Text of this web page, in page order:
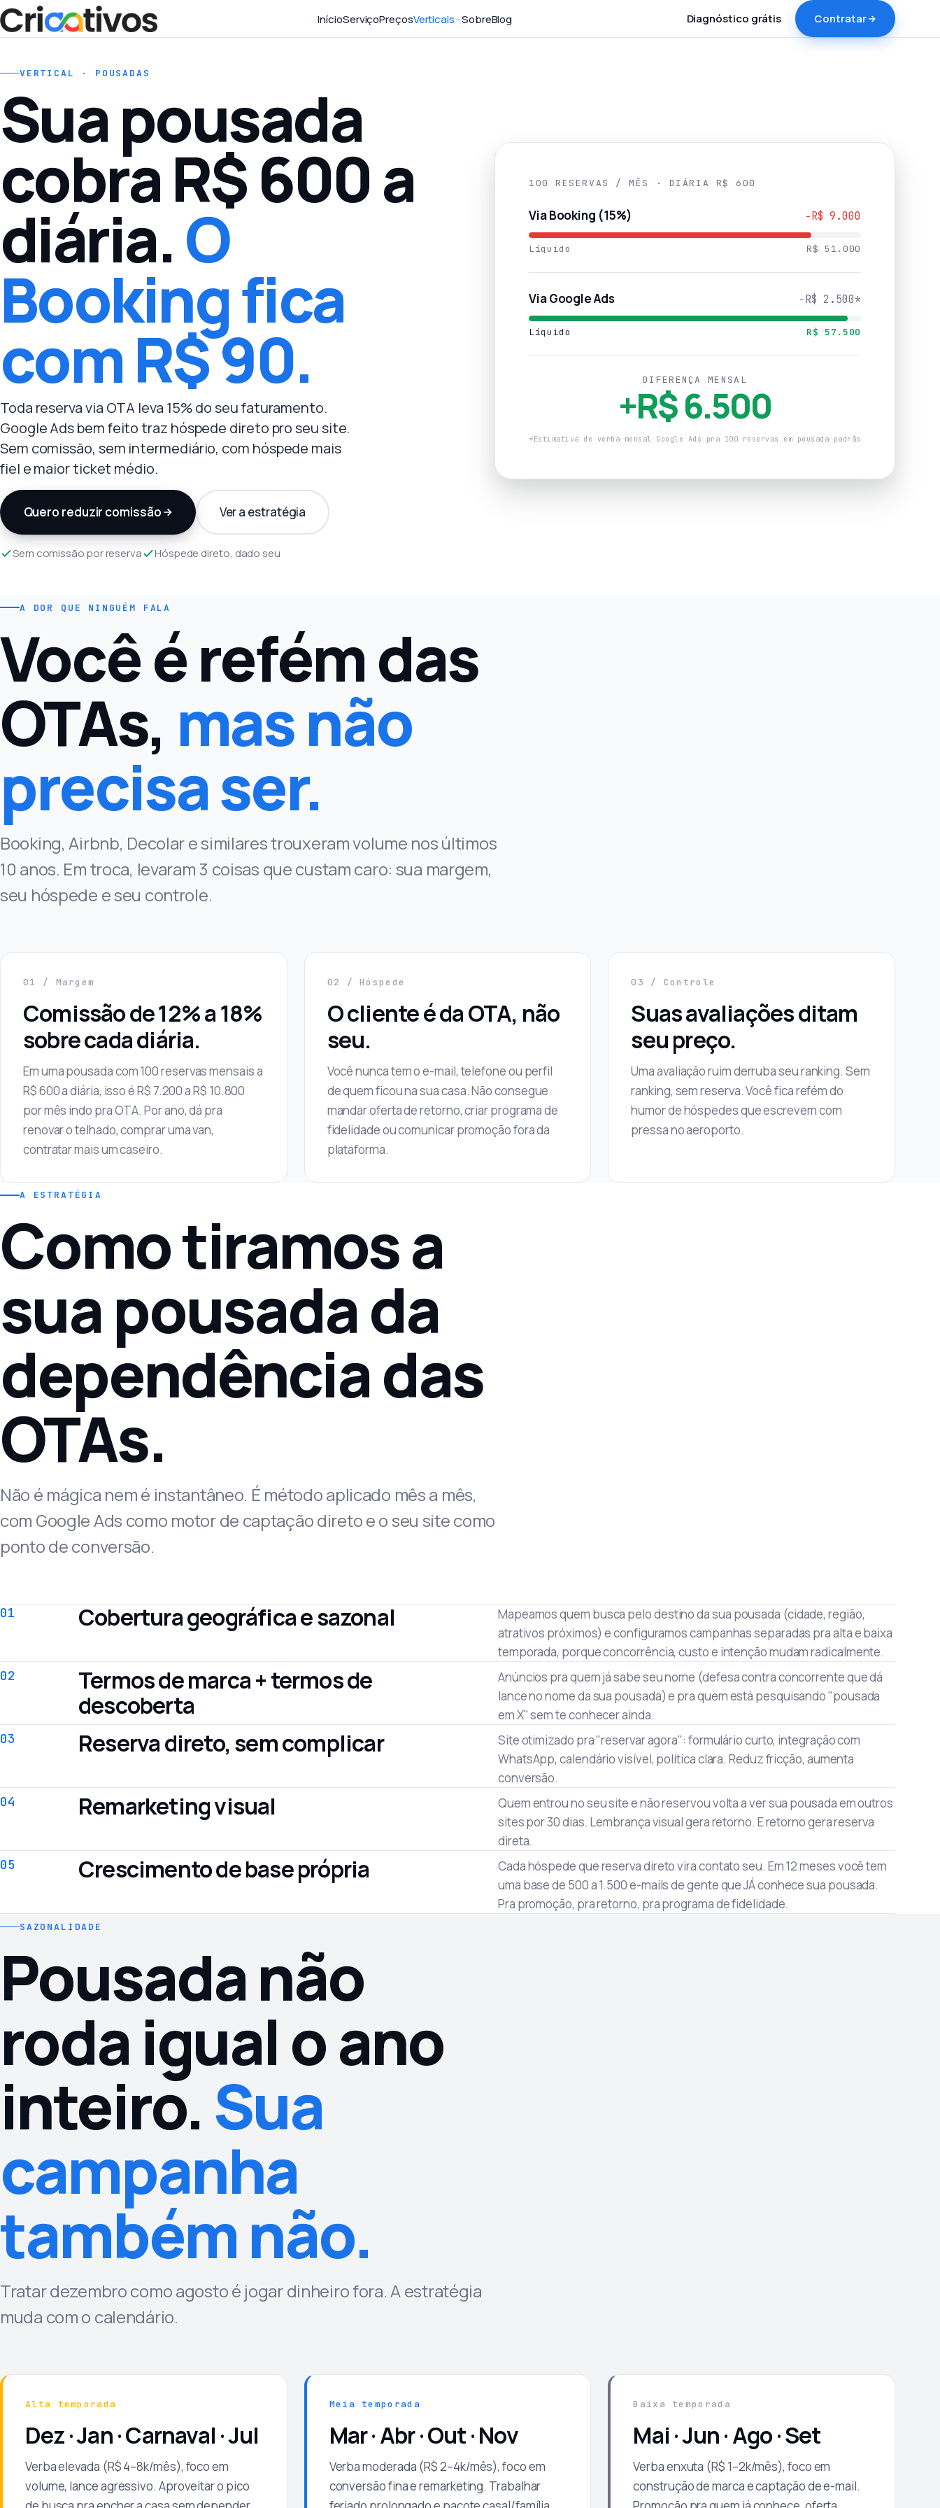
InícioServiçoPreçosVerticais SobreBlog Diagnóstico grátis Contratar
VERTICAL · POUSADAS
Sua pousada
cobra R$ 600 a
diária.O
Booking fica
com R$ 90.
Toda reserva via OTA leva 15% do seu faturamento.
Google Ads bem feito traz hóspede direto pro seu site.
Sem comissão, sem intermediário, com hóspede mais
fiel e maior ticket médio.
Quero reduzir comissão Ver a estratégia
Sem comissão por reserva Hóspede direto, dado seu
100 RESERVAS / MÊS · DIÁRIA R$ 600
Via Booking (15%) −R$ 9.000
Líquido R$ 51.000
Via Google Ads −R$ 2.500*
Líquido R$ 57.500
DIFERENÇA MENSAL
+R$ 6.500
*Estimativa de verba mensal Google Ads pra 100 reservas em pousada padrão
A DOR QUE NINGUÉM FALA
Você é refém das
OTAs, mas não
precisa ser.
Booking, Airbnb, Decolar e similares trouxeram volume nos últimos
10 anos. Em troca, levaram 3 coisas que custam caro: sua margem,
seu hóspede e seu controle.
01 / Margem
Comissão de 12% a 18%
sobre cada diária.
Em uma pousada com 100 reservas mensais a
R$ 600 a diária, isso é R$ 7.200 a R$ 10.800
por mês indo pra OTA. Por ano, dá pra
renovar o telhado, comprar uma van,
contratar mais um caseiro.
02 / Hóspede
O cliente é da OTA, não
seu.
Você nunca tem o e-mail, telefone ou perfil
de quem ficou na sua casa. Não consegue
mandar oferta de retorno, criar programa de
fidelidade ou comunicar promoção fora da
plataforma.
03 / Controle
Suas avaliações ditam
seu preço.
Uma avaliação ruim derruba seu ranking. Sem
ranking, sem reserva. Você fica refém do
humor de hóspedes que escrevem com
pressa no aeroporto.
A ESTRATÉGIA
Como tiramos a
sua pousada da
dependência das
OTAs.
Não é mágica nem é instantâneo. É método aplicado mês a mês,
com Google Ads como motor de captação direto e o seu site como
ponto de conversão.
01 Cobertura geográfica e sazonal
Mapeamos quem busca pelo destino da sua pousada (cidade, região,
atrativos próximos) e configuramos campanhas separadas pra alta e baixa
temporada, porque concorrência, custo e intenção mudam radicalmente.
02
Termos de marca + termos de
descoberta
Anúncios pra quem já sabe seu nome (defesa contra concorrente que dá
lance no nome da sua pousada) e pra quem está pesquisando "pousada
em X" sem te conhecer ainda.
03 Reserva direto, sem complicar
Site otimizado pra "reservar agora": formulário curto, integração com
WhatsApp, calendário visível, política clara. Reduz fricção, aumenta
conversão.
04 Remarketing visual
Quem entrou no seu site e não reservou volta a ver sua pousada em outros
sites por 30 dias. Lembrança visual gera retorno. E retorno gera reserva
direta.
05 Crescimento de base própria
Cada hóspede que reserva direto vira contato seu. Em 12 meses você tem
uma base de 500 a 1.500 e-mails de gente que JÁ conhece sua pousada.
Pra promoção, pra retorno, pra programa de fidelidade.
SAZONALIDADE
Pousada não
roda igual o ano
inteiro.Sua
campanha
também não.
Tratar dezembro como agosto é jogar dinheiro fora. A estratégia
muda com o calendário.
Alta temporada
Dez · Jan · Carnaval · Jul
Verba elevada (R$ 4–8k/mês), foco em
volume, lance agressivo. Aproveitar o pico
Meia temporada
Mar · Abr · Out · Nov
Verba moderada (R$ 2–4k/mês), foco em
conversão fina e remarketing. Trabalhar
Baixa temporada
Mai · Jun · Ago · Set
Verba enxuta (R$ 1–2k/mês), foco em
construção de marca e captação de e-mail.